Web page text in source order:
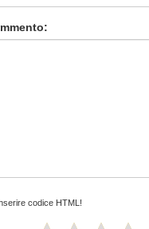
codice HTML!